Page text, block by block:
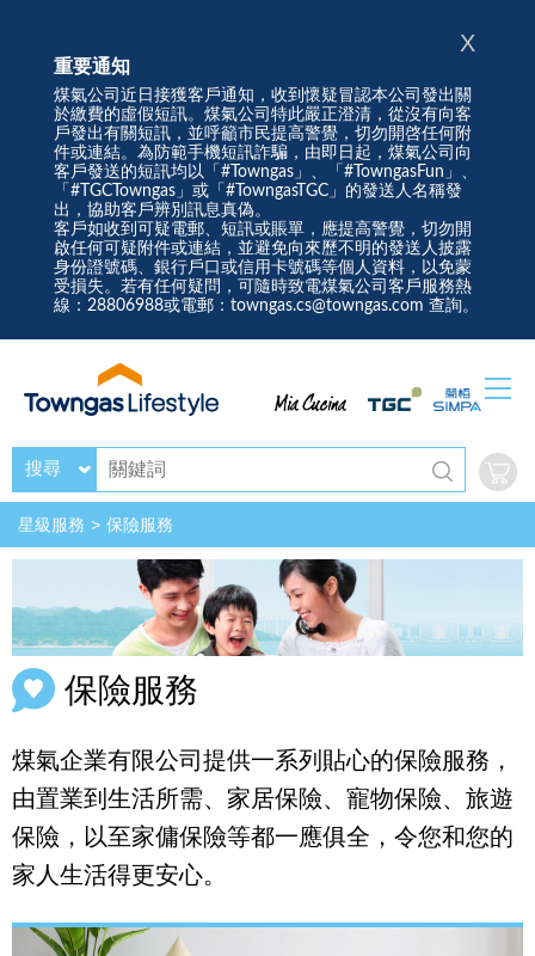
重要通知
煤氣公司近日接獲客戶通知，收到懷疑冒認本公司發出關
於繳費的虛假短訊。煤氣公司特此嚴正澄清，從沒有向客
戶發出有關短訊，並呼籲市民提高警覺，切勿開啓任何附
件或連結。為防範手機短訊詐騙，由即日起，煤氣公司向
客戶發送的短訊均以「#Towngas」、「#TowngasFun」、
「#TGCTowngas」或「#TowngasTGC」的發送人名稱發
出，協助客戶辨別訊息真偽。
客戶如收到可疑電郵、短訊或賬單，應提高警覺，切勿開
啟任何可疑附件或連結，並避免向來歷不明的發送人披露
身份證號碼、銀行戶口或信用卡號碼等個人資料，以免蒙
受損失。若有任何疑問，可隨時致電煤氣公司客戶服務熱
線：28806988或電郵：towngas.cs@towngas.com 查詢。
X
搜尋
星級服務 保險服務
保險服務
煤氣企業有限公司提供一系列貼心的保險服務，
由置業到生活所需、家居保險、寵物保險、旅遊
保險，以至家傭保險等都一應俱全，令您和您的
家人生活得更安心。